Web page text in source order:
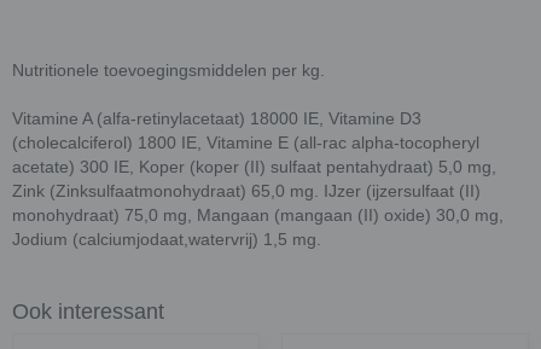
Nutritionele toevoegingsmiddelen per kg.
Vitamine A (alfa-retinylacetaat) 18000 IE, Vitamine D3
(cholecalciferol) 1800 IE, Vitamine E (all-rac alpha-tocopheryl
acetate) 300 IE, Koper (koper (II) sulfaat pentahydraat) 5,0 mg,
Zink (Zinksulfaatmonohydraat) 65,0 mg. IJzer (ijzersulfaat (II)
monohydraat) 75,0 mg, Mangaan (mangaan (II) oxide) 30,0 mg,
Jodium (calciumjodaat,watervrij) 1,5 mg.
Ook interessant